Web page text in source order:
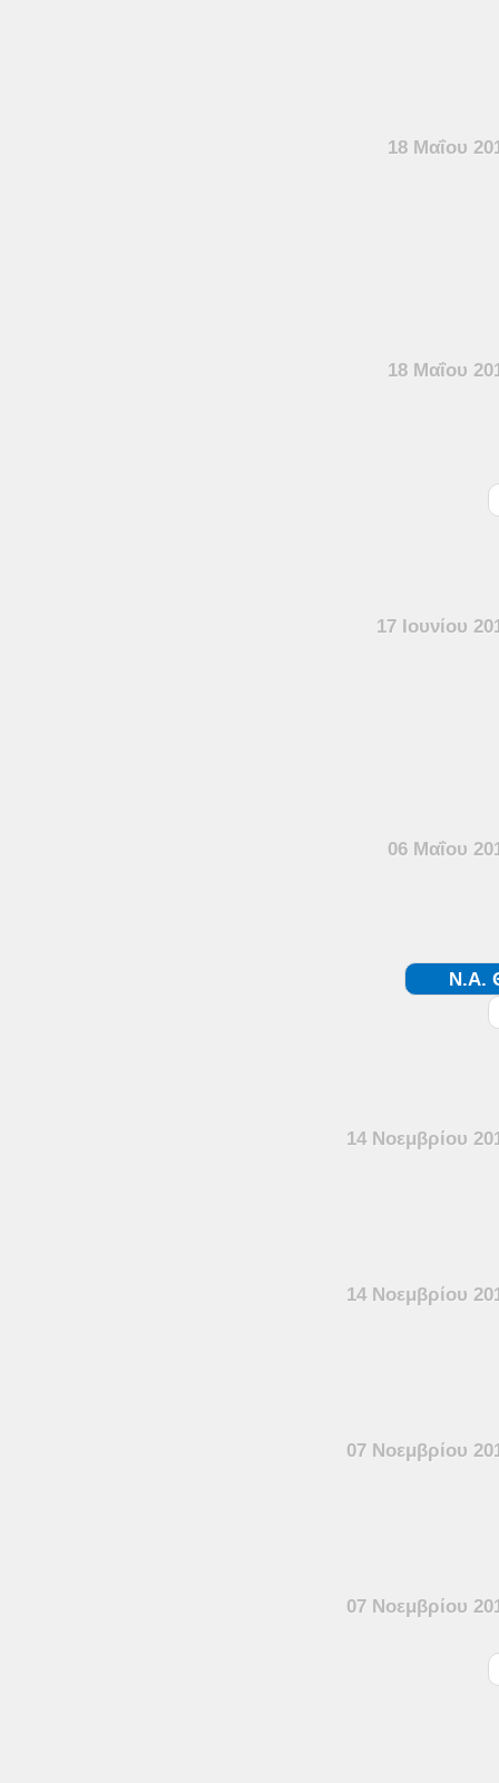
18 Μαΐου
18 Μαΐου
17 Ιουνίου
06 Μαΐου
Ν.Α.
14 Νοεμβρίου
14 Νοεμβρίου
07 Νοεμβρίου
07 Νοεμβρίου